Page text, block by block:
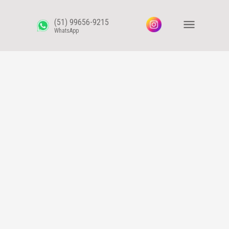
(51) 99656-9215
WhatsApp